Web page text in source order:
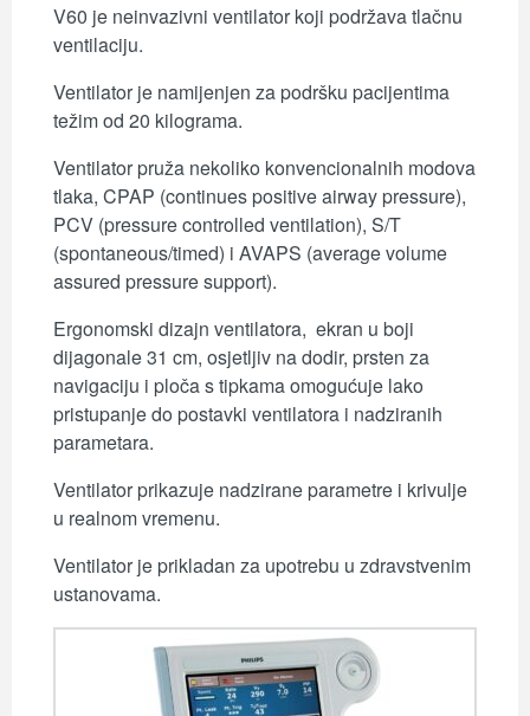
V60 je neinvazivni ventilator koji podržava tlačnu
ventilaciju.
Ventilator je namijenjen za podršku pacijentima
težim od 20 kilograma.
Ventilator pruža nekoliko konvencionalnih modova
tlaka, CPAP (continues positive airway pressure),
PCV (pressure controlled ventilation), S/T
(spontaneous/timed) i AVAPS (average volume
assured pressure support).
Ergonomski dizajn ventilatora, ekran u boji
dijagonale 31 cm, osjetljiv na dodir, prsten za
navigaciju i ploča s tipkama omogućuje lako
pristupanje do postavki ventilatora i nadziranih
parametara.
Ventilator prikazuje nadzirane parametre i krivulje
u realnom vremenu.
Ventilator je prikladan za upotrebu u zdravstvenim
ustanovama.